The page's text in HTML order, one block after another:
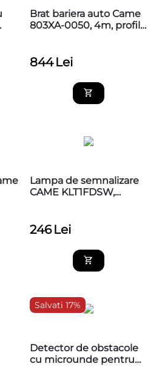
Brat bariera auto Came
803XA-0050, 4m, profil
844 Lei
Lampa de semnalizare
CAME KLT1FDSW,
246 Lei
Salvati 17%
Detector de obstacole
cu microunde pentru